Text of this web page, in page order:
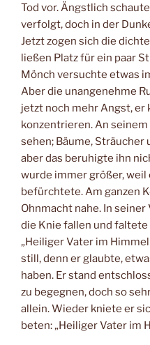
Tod vor. Ängstlich
verfolgt, doch in der
Jetzt zogen sich die
ließen Platz für ein paar
Mönch versuchte etwas
Aber die unangenehme
jetzt noch mehr Angst,
konzentrieren. An
sehen; Bäume, Sträucher
aber das beruhigte ihn
wurde immer größer, weil
befürchtete. Am ganzen
Ohnmacht nahe. In
die Knie fallen und faltete
„Heiliger Vater im
still, denn er glaubte,
haben. Er stand
zu begegnen, doch so
allein. Wieder kniete er
beten: „Heiliger Vater im